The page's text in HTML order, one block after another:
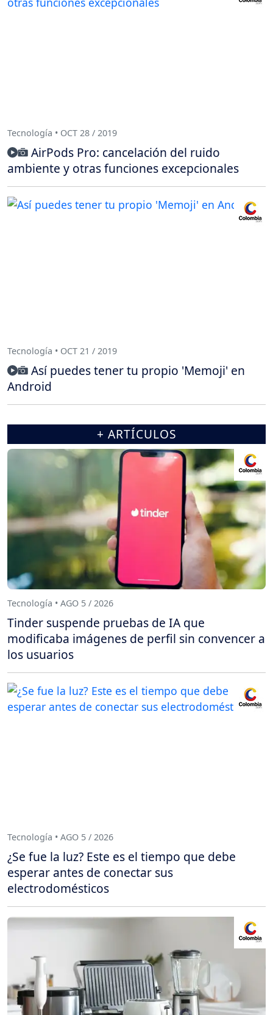
Tecnología • OCT 28 / 2019
AirPods Pro: cancelación del ruido
ambiente y otras funciones excepcionales
Tecnología • OCT 21 / 2019
Así puedes tener tu propio 'Memoji' en
Android
+ ARTÍCULOS
Tecnología • AGO 5 / 2026
Tinder suspende pruebas de IA que
modificaba imágenes de perfil sin convencer a
los usuarios
Tecnología • AGO 5 / 2026
¿Se fue la luz? Este es el tiempo que debe
esperar antes de conectar sus
electrodomésticos